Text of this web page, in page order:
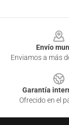
Envío
Enviamos a más
Garantía
Ofrecido en el